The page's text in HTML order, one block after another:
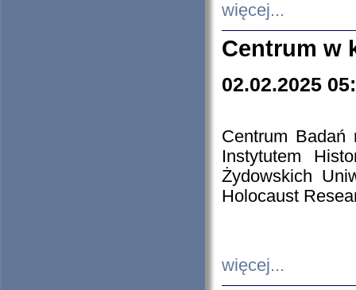
więcej...
Centrum w
02.02.2025
Centrum Badań
Instytutem
Żydowskich
Holocaust
więcej...